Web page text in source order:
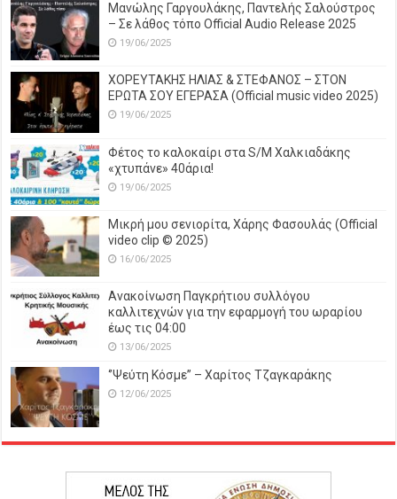
Μανώλης Γαργουλάκης, Παντελής Σαλούστρος
– Σε λάθος τόπο Official Audio Release 2025
19/06/2025
ΧΟΡΕΥΤΑΚΗΣ ΗΛΙΑΣ & ΣΤΕΦΑΝΟΣ – ΣΤΟΝ
ΕΡΩΤΑ ΣΟΥ ΕΓΕΡΑΣΑ (Official music video 2025)
19/06/2025
Φέτος το καλοκαίρι στα S/M Χαλκιαδάκης
«χτυπάνε» 40άρια!
19/06/2025
Μικρή μου σενιορίτα, Χάρης Φασουλάς (Official
video clip © 2025)
16/06/2025
Ανακοίνωση Παγκρήτιου συλλόγου
καλλιτεχνών για την εφαρμογή του ωραρίου
έως τις 04:00
13/06/2025
‘’Ψεύτη Κόσμε’’ – Χαρίτος Τζαγκαράκης
12/06/2025